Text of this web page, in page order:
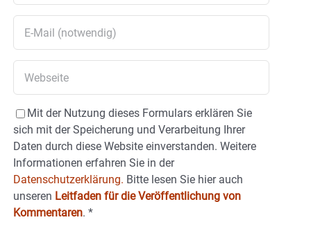
Mit der Nutzung dieses Formulars erklären Sie
sich mit der Speicherung und Verarbeitung Ihrer
Daten durch diese Website einverstanden. Weitere
Informationen erfahren Sie in der
Datenschutzerklärung. Bitte lesen Sie hier auch
unseren Leitfaden für die Veröffentlichung von
Kommentaren. *